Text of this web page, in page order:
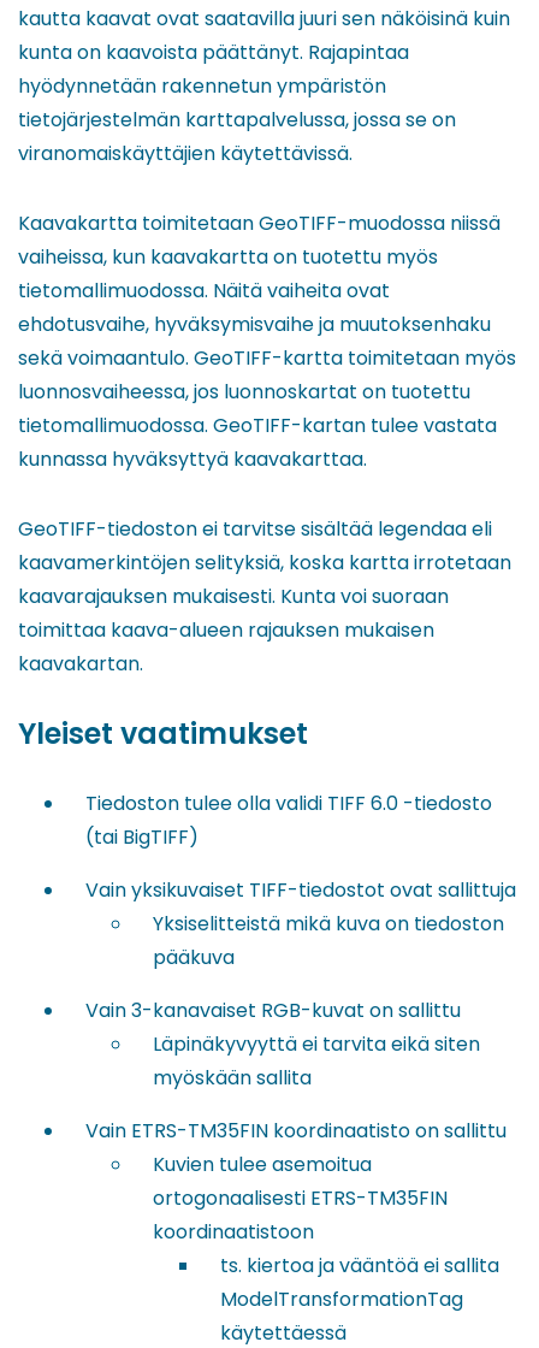
kautta kaavat ovat saatavilla juuri sen näköisinä kuin
kunta on kaavoista päättänyt. Rajapintaa
hyödynnetään rakennetun ympäristön
tietojärjestelmän karttapalvelussa, jossa se on
viranomaiskäyttäjien käytettävissä.
Kaavakartta toimitetaan GeoTIFF-muodossa niissä
vaiheissa, kun kaavakartta on tuotettu myös
tietomallimuodossa. Näitä vaiheita ovat
ehdotusvaihe, hyväksymisvaihe ja muutoksenhaku
sekä voimaantulo. GeoTIFF-kartta toimitetaan myös
luonnosvaiheessa, jos luonnoskartat on tuotettu
tietomallimuodossa. GeoTIFF-kartan tulee vastata
kunnassa hyväksyttyä kaavakarttaa.
GeoTIFF-tiedoston ei tarvitse sisältää legendaa eli
kaavamerkintöjen selityksiä, koska kartta irrotetaan
kaavarajauksen mukaisesti. Kunta voi suoraan
toimittaa kaava-alueen rajauksen mukaisen
kaavakartan.
Yleiset vaatimukset
Tiedoston tulee olla validi TIFF 6.0 -tiedosto
(tai BigTIFF)
Vain yksikuvaiset TIFF-tiedostot ovat sallittuja
Yksiselitteistä mikä kuva on tiedoston
pääkuva
Vain 3-kanavaiset RGB-kuvat on sallittu
Läpinäkyvyyttä ei tarvita eikä siten
myöskään sallita
Vain ETRS-TM35FIN koordinaatisto on sallittu
Kuvien tulee asemoitua
ortogonaalisesti ETRS-TM35FIN
koordinaatistoon
ts. kiertoa ja vääntöä ei sallita
ModelTransformationTag
käytettäessä